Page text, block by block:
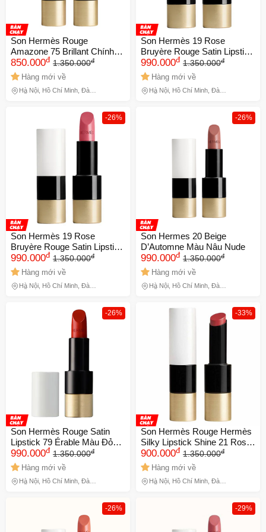
Son Hermès Rouge
Amazone 75 Brillant Chính
Hãng
850.000đ 1.350.000đ
Hàng mới về
Hà Nội, Hồ Chí Minh, Đà
Son Hermès 19 Rose
Bruyère Rouge Satin Lipstick
Màu Hồng
990.000đ 1.350.000đ
Hàng mới về
Hà Nội, Hồ Chí Minh, Đà
-26%
Son Hermès 19 Rose
Bruyère Rouge Satin Lipstick
Màu Hồng Cánh Hoa Chính
hãng
990.000đ 1.350.000đ
Hàng mới về
Hà Nội, Hồ Chí Minh, Đà
-26%
Son Hermes 20 Beige
D’Automne Màu Nâu Nude
990.000đ 1.350.000đ
Hàng mới về
Hà Nội, Hồ Chí Minh, Đà
-26%
Son Hermès Rouge Satin
Lipstick 79 Érable Màu Đỏ
Nâu Chính hãng
990.000đ 1.350.000đ
Hàng mới về
Hà Nội, Hồ Chí Minh, Đà
-33%
Son Hermès Rouge Hermès
Silky Lipstick Shine 21 Rose
Épicé
900.000đ 1.350.000đ
Hàng mới về
Hà Nội, Hồ Chí Minh, Đà
-26% -29%